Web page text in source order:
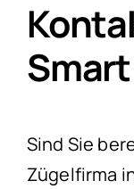
Sind Sie
Zügelfirma